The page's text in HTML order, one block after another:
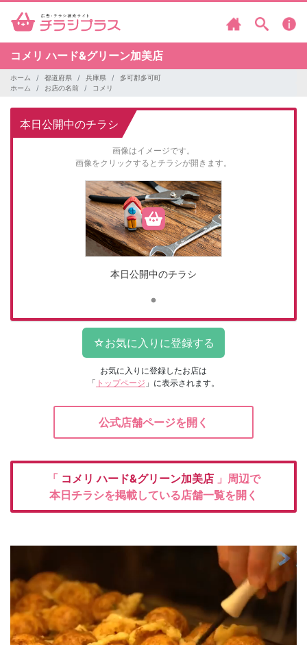
コメリハード&グリーン加美店
ホーム 都道府県 兵庫県
多可郡多可町
ホーム
お店の名前 コメリ
本日公開中のチラシ
画像はイメージです。
画像をクリックするとチラシが開きます。
本日公開中のチラシ
お気に入りに登録したお店は
「 トップページ 」に表示されます。
公式店舗ページを開く
「 コメリハード&グリーン加美店 」周辺で
本日チラシを掲載している店舗一覧を開く